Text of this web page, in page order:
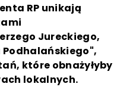
RP unikają
Jureckiego,
które obnażyłyby
lokalnych.